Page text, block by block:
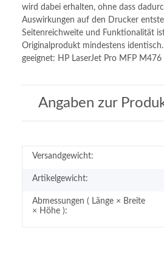
wird dabei erhalten, ohne dass
Auswirkungen auf den Drucker
Seitenreichweite und Funktionalität
Originalprodukt mindestens
geeignet: HP LaserJet Pro MFP M476
Angaben zur
Versandgewicht:
Artikelgewicht:
Abmessungen ( Länge × Breite
× Höhe ):